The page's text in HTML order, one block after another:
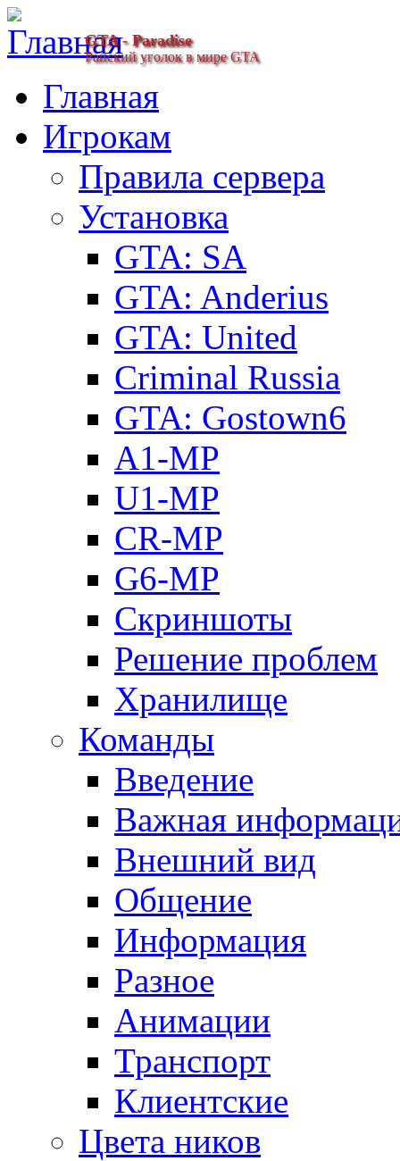
GTA - Paradise
Райский уголок в мире GTA
Главная
Игрокам
Правила сервера
Установка
GTA: SA
GTA: Anderius
GTA: United
Criminal Russia
GTA: Gostown6
A1-MP
U1-MP
CR-MP
G6-MP
Скриншоты
Решение проблем
Хранилище
Команды
Введение
Важная
Внешний вид
Общение
Информация
Разное
Анимации
Транспорт
Клиентские
Цвета ников